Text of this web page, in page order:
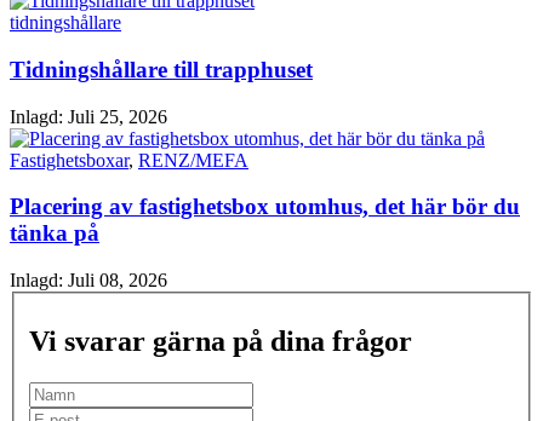
tidningshållare
Tidningshållare till trapphuset
Inlagd: Juli 25, 2026
Fastighetsboxar, RENZ/MEFA
Placering av fastighetsbox utomhus, det här bör du
tänka på
Inlagd: Juli 08, 2026
Vi svarar gärna på dina frågor